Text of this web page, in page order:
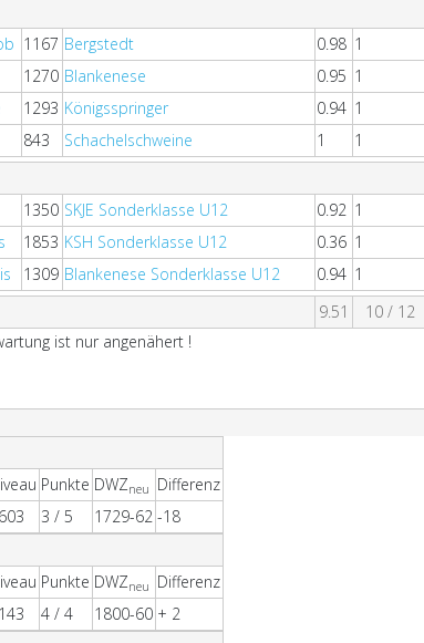
1167 Bergstedt 0.98 1
1270 Blankenese 0.95 1
1293 Königsspringer 0.94 1
843 Schachelschweine 1
1
1350 SKJE Sonderklasse U12 0.92 1
1853 KSH Sonderklasse U12 0.36 1
1309 Blankenese Sonderklasse U12 0.94 1
9.51
10 / 12
ist nur angenähert !
Punkte DWZneu
Differenz
3 / 5 1729-62 -18
Punkte DWZneu
Differenz
4 / 4 1800-60 + 2